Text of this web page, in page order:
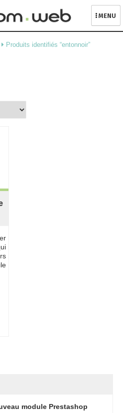
MENU
Produits identifiés “entonnoir”
module Prestashop